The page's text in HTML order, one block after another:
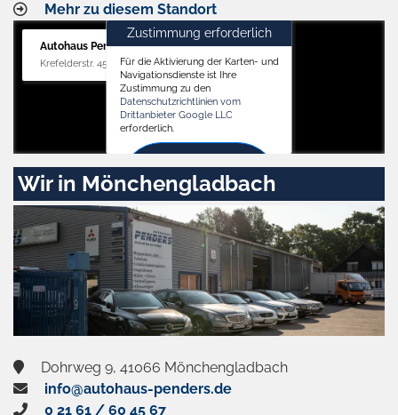
Mehr zu diesem Standort
Autohaus Penders (Verkauf)
Krefelderstr. 455, 41066 Mönchengladbach
Zustimmung erforderlich
Für die Aktivierung der Karten- und
Navigationsdienste ist Ihre
Zustimmung zu den
Datenschutzrichtlinien vom
Drittanbieter Google LLC
erforderlich.
Zustimmen
und
aktivieren
Wir in Mönchengladbach
Dohrweg 9, 41066 Mönchengladbach
info@autohaus-penders.de
0 21 61 / 60 45 67